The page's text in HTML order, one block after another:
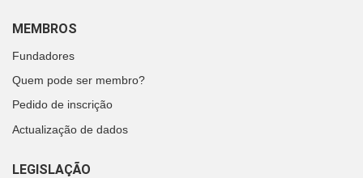
MEMBROS
Fundadores
Quem pode ser membro?
Pedido de inscrição
Actualização de dados
LEGISLAÇÃO